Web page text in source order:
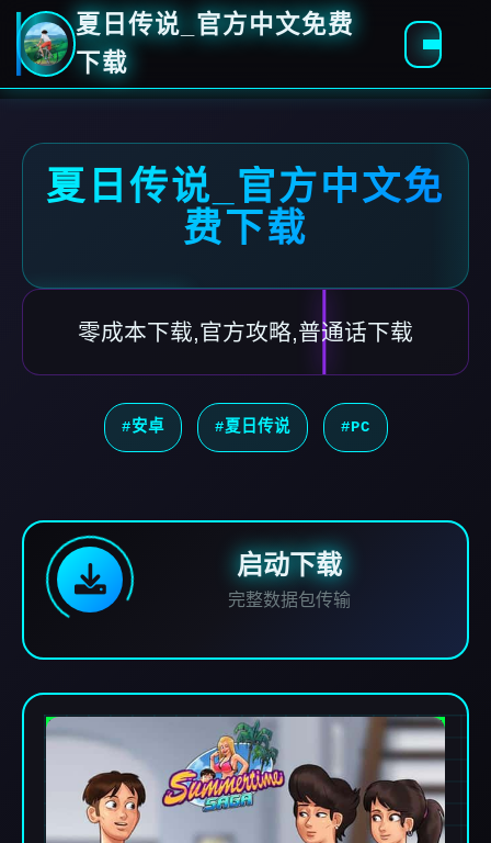
夏日传说_官方中文免费
下载
夏日传说_官方中文免
费下载
零成本下载,官方攻略,普通话下载
#安卓 #夏日传说 #PC
启动下载
完整数据包传输